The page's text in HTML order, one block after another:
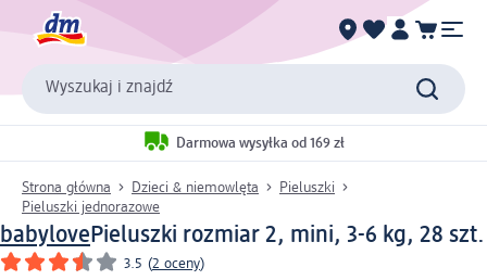
Wyszukaj i znajdź
Darmowa wysyłka od 169 zł
Strona główna Dzieci & niemowlęta
Pieluszki
Pieluszki jednorazowe
babylovePieluszki rozmiar 2, mini, 3-6 kg, 28 szt.
3.5 (2 oceny)